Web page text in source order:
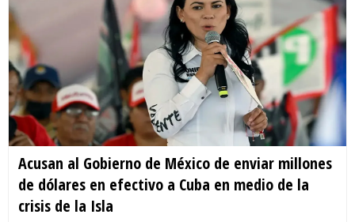
Acusan al Gobierno de México de enviar millones
de dólares en efectivo a Cuba en medio de la
crisis de la Isla